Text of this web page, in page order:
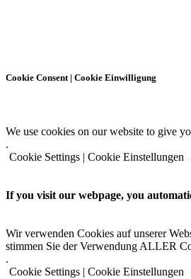
Cookie Consent | Cookie Einwilligung
We use cookies on our website to give
.
Cookie Settings | Cookie Einstellungen
If you visit our webpage, you
Wir verwenden Cookies auf unserer
stimmen Sie der Verwendung ALLER
.
Cookie Settings | Cookie Einstellungen